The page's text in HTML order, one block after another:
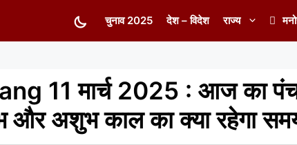
चुनाव 2025 देश – विदेश राज्य
11 मार्च 2025 : आज का
और अशुभ काल का क्या रहेगा